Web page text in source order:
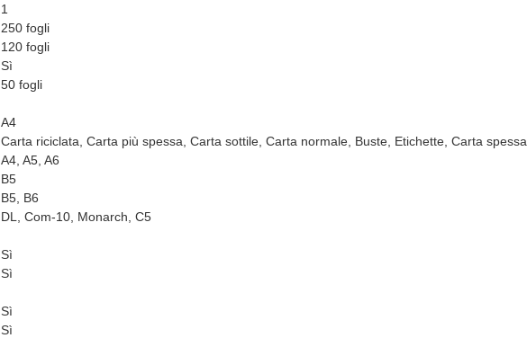
1
250 fogli
120 fogli
Sì
50 fogli
A4
Carta riciclata, Carta più spessa, Carta sottile, Carta normale, Buste, Etichette, Carta spessa
A4, A5, A6
B5
B5, B6
DL, Com-10, Monarch, C5
Sì
Sì
Sì
Sì